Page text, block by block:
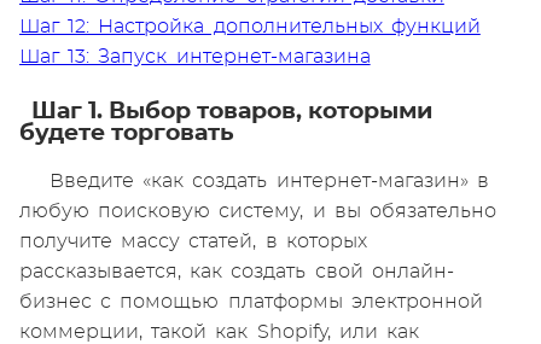
Шаг 12: Настройка дополнительных функций
Шаг 13: Запуск интернет-магазина
Шаг 1. Выбор товаров, которыми
будете торговать
Введите «как создать интернет-магазин» в
любую поисковую систему, и вы обязательно
получите массу статей, в которых
рассказывается, как создать свой онлайн-
бизнес с помощью платформы электронной
коммерции, такой как Shopify, или как